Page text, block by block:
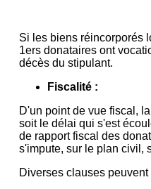
Si les biens réincorporés
1ers donataires ont
décès du stipulant.
Fiscalité :
D'un point de vue fiscal,
soit le délai qui s'est
de rapport fiscal des
s'impute, sur le plan civil,
Diverses clauses